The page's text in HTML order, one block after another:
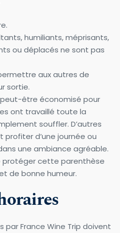
humiliants, méprisants,
ou déplacés ne sont pas
aux autres de
sortie.
être économisé pour
ont travaillé toute la
souffler. D’autres
d’une journée ou
une ambiance agréable.
protéger cette parenthèse
de bonne humeur.
par France Wine Trip doivent